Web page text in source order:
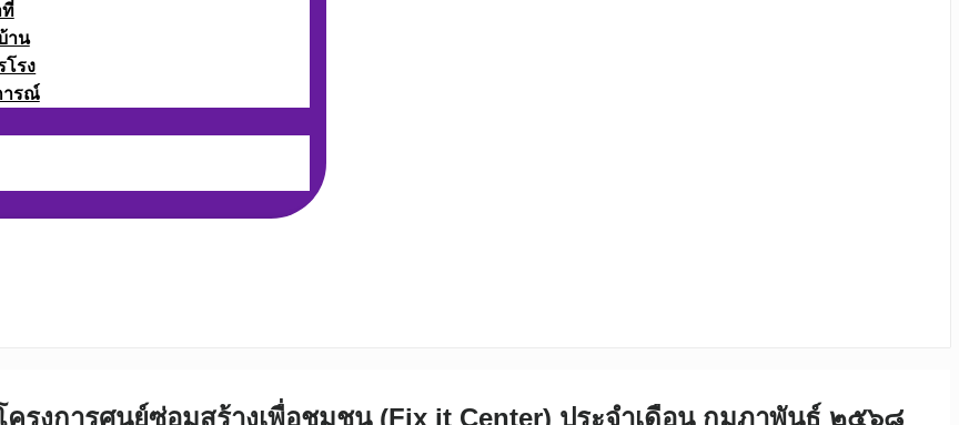
ที่
าน
โรง
ารณ์
ครงการศูนย์ซ่อมสร้างเพื่อชุมชน (Fix it Center) ประจำเดือน กุมภาพันธ์ ๒๕๖๘